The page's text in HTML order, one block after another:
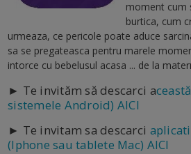
moment cum
burtica, cum
urmeaza, ce pericole poate aduce
sa se pregateasca pentru marele
intorce cu bebelusul acasa ... de la
► Te invităm să descarci a
sistemele Android) AICI
► Te invitam sa descarci
(Iphone sau tablete Mac) AICI